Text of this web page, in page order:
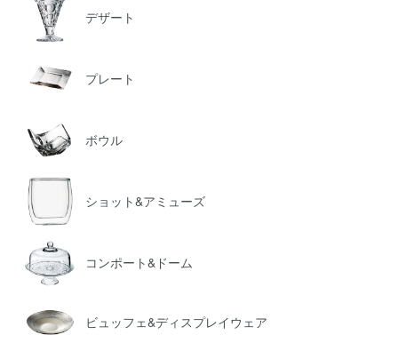
デザート
プレート
ボウル
ショット&アミューズ
コンポート&ドーム
ビュッフェ&ディスプレイウェア